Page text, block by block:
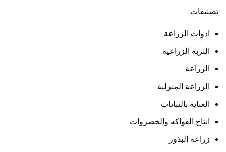
تصنيفات
ادوات الزراعة
التربة الزراعية
الزراعة
الزراعة المنزلية
العناية بالنباتات
انتاج الفواكه والخضروات
زراعة البذور